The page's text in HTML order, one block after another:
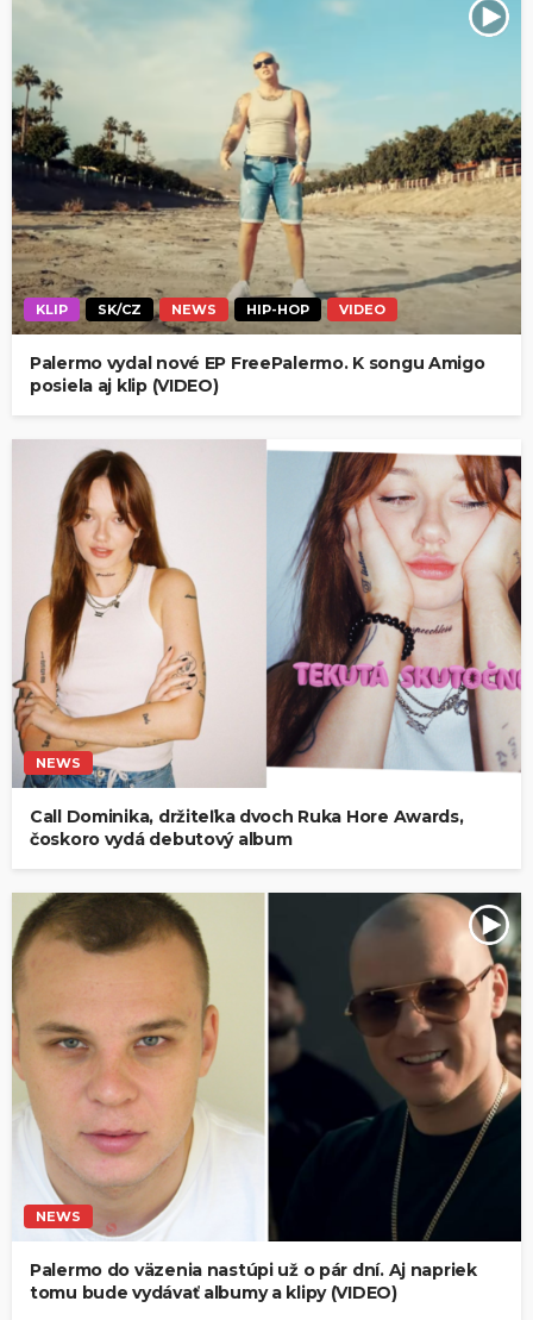
KLIP SK/CZ NEWS HIP-HOP VIDEO
Palermo vydal nové EP FreePalermo. K songu Amigo
posiela aj klip (VIDEO)
NEWS
Call Dominika, držiteľka dvoch Ruka Hore Awards,
čoskoro vydá debutový album
NEWS
Palermo do väzenia nastúpi už o pár dní. Aj napriek
tomu bude vydávať albumy a klipy (VIDEO)